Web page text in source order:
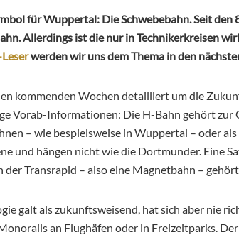
für Wuppertal: Die Schwebebahn. Seit
Allerdings ist die nur in Technikerkreisen
werden wir uns dem Thema in den
kommenden Wochen detailliert um die
Vorab-Informationen: Die H-Bahn gehört zur
– wie bespielsweise in Wuppertal – oder
und hängen nicht wie die Dortmunder. Eine
der Transrapid – also eine Magnetbahn –
galt als zukunftsweisend, hat sich aber nie
an Flughäfen oder in Freizeitparks.